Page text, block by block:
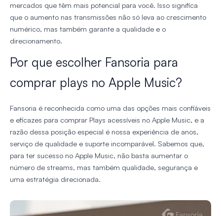
mercados que têm mais potencial para você. Isso significa
que o aumento nas transmissões não só leva ao crescimento
numérico, mas também garante a qualidade e o
direcionamento.
Por que escolher Fansoria para
comprar plays no Apple Music?
Fansoria é reconhecida como uma das opções mais confiáveis
e eficazes para comprar Plays acessíveis no Apple Music, e a
razão dessa posição especial é nossa experiência de anos,
serviço de qualidade e suporte incomparável. Sabemos que,
para ter sucesso no Apple Music, não basta aumentar o
número de streams, mas também qualidade, segurança e
uma estratégia direcionada.